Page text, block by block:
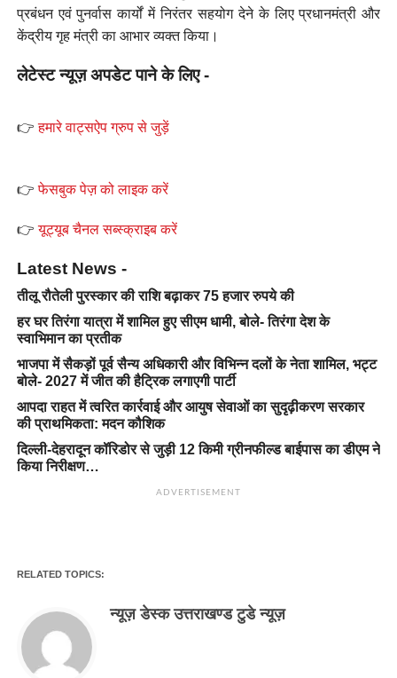
प्रबंधन एवं पुनर्वास कार्यों में निरंतर सहयोग देने के लिए प्रधानमंत्री और
केंद्रीय गृह मंत्री का आभार व्यक्त किया।
लेटेस्ट न्यूज़ अपडेट पाने के लिए -
👉हमारे वाट्सऐप ग्रुप से जुड़ें
👉फेसबुक पेज़ को लाइक करें
👉यूट्यूब चैनल सब्स्क्राइब करें
Latest News -
तीलू रौतेली पुरस्कार की राशि बढ़ाकर 75 हजार रुपये की
हर घर तिरंगा यात्रा में शामिल हुए सीएम धामी, बोले- तिरंगा देश के
स्वाभिमान का प्रतीक
भाजपा में सैकड़ों पूर्व सैन्य अधिकारी और विभिन्न दलों के नेता शामिल, भट्ट
बोले- 2027 में जीत की हैट्रिक लगाएगी पार्टी
आपदा राहत में त्वरित कार्रवाई और आयुष सेवाओं का सुदृढ़ीकरण सरकार
की प्राथमिकता: मदन कौशिक
दिल्ली-देहरादून कॉरिडोर से जुड़ी 12 किमी ग्रीनफील्ड बाईपास का डीएम ने
किया निरीक्षण…
ADVERTISEMENT
RELATED TOPICS:
न्यूज़ डेस्क उत्तराखण्ड टुडे न्यूज़